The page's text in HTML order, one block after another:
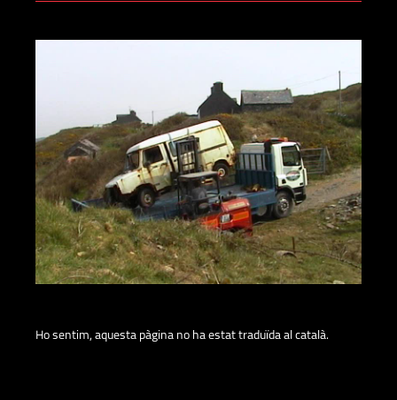
Ho sentim, aquesta pàgina no ha estat traduïda al català.